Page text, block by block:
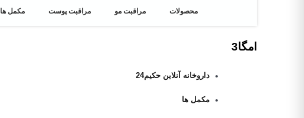
محصولات مراقبت مو مراقبت پوست مکمل ها
امگا3
داروخانه آنلاین حکیم24
مکمل ها